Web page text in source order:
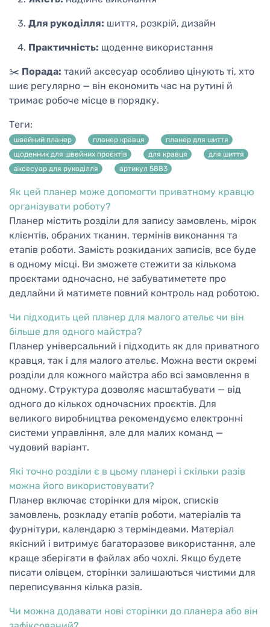
Для рукоділля: шиття, розкрій, дизайн
Практичність: щоденне використання
✂️ Порада: такий аксесуар особливо цінують ті, хто
шиє регулярно — він економить час на рутині й
тримає робоче місце в порядку.
Теги:
швейний планер планер кравця
планер для шиття
щоденник для швейних проєктів
для кравця
для шиття
аксесуар для рукоділля
артикул 5883
Як цей планер може допомогти приватному кравцю
організувати роботу?
Планер містить розділи для запису замовлень, мірок
клієнтів, обраних тканин, термінів виконання та
етапів роботи. Замість розкиданих записів, все буде
в одному місці. Ви зможете стежити за кількома
проєктами одночасно, не забуватиметете про
дедлайни й матимете повний контроль над роботою.
Чи підходить цей планер для малого ательє чи він
більше для одного майстра?
Планер універсальний і підходить як для приватного
кравця, так і для малого ательє. Можна вести окремі
розділи для кожного майстра або всі замовлення в
одному. Структура дозволяє масштабувати — від
одного до кількох одночасних проєктів. Для
великого виробництва рекомендуємо електронні
системи управління, але для малих команд —
чудовий варіант.
Які точно розділи є в цьому планері і скільки разів
можна його використовувати?
Планер включає сторінки для мірок, списків
замовлень, розкладу етапів роботи, матеріалів та
фурнітури, календарю з терміндеами. Матеріал
якісний і витримує багаторазове використання, але
краще зберігати в файлах або чохлі. Якщо будете
писати олівцем, сторінки залишаються чистими для
переписування кілька разів.
Чи можна додавати нові сторінки до планера або він